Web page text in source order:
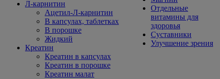
Л-карнитин
Ацетил-Л-карнитин
В капсулах, таблетках
В порошке
Жидкий
Креатин
Креатин в капсулах
Креатин в порошке
Креатин малат
Отдельные
витамины для
здоровья
Суставники
Улучшение зрения